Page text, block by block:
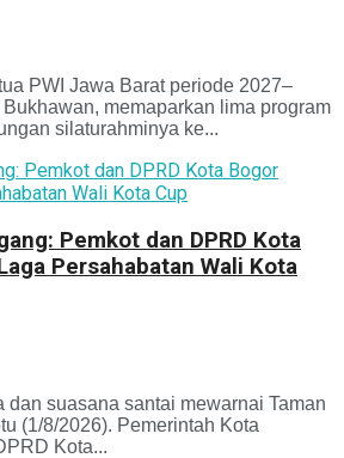
PWI Jawa Barat periode 2027–
memaparkan lima program
silaturahminya ke...
Pemkot dan DPRD Kota
Persahabatan Wali Kota
dan suasana santai mewarnai Taman
(1/8/2026). Pemerintah Kota
Kota...